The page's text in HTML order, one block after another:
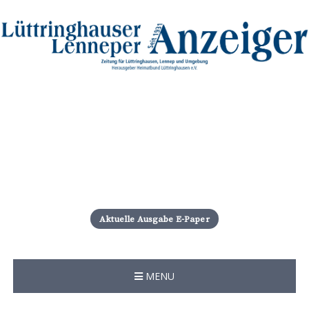
i
p
c
Aktuelle Ausgabe E-Paper
MENU